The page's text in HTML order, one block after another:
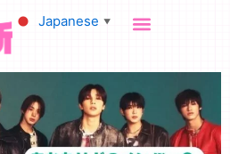
Japanese ▼